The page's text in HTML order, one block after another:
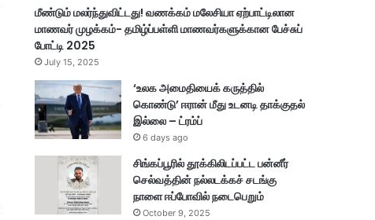
மீண்டும் மலர்ந்துவிட்டது! வணக்கம் மலேசியா ஏற்பாட்டிலான
மாணவர் முழக்கம்- தமிழ்ப்பள்ளி மாணவர்களுக்கான பேச்சுப்
போட்டி 2025
July 15, 2025
‘உலக அமைதியைக் கருத்தில்
கொண்டு’ ஈரான் மீது உடனடி தாக்குதல்
இல்லை – ட்ரம்ப்
6 days ago
சிங்கப்பூரில் தூக்கிலிடப்பட்ட பன்னீர்
செல்வத்தின் நல்லடக்கச் சடங்கு
நாளை ஈப்போவில் நடைபெறும்
October 9, 2025